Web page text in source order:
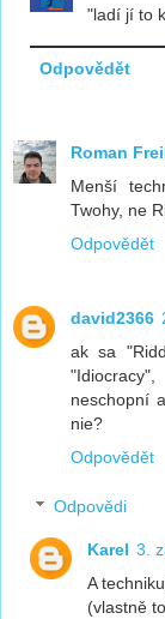
"ladí jí to
Odpovědět
Roman
Menší
Twohy, ne
Odpovědět
david2366
ak sa
neschopní
nie?
Odpovědět
Odpovědi
Karel 3.
A
(vlastně